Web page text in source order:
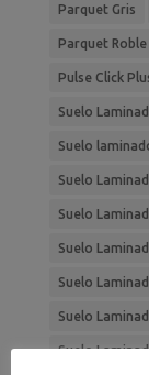
Parquet Gris
Parquet Roble
Pulse Click
Suelo
Suelo
Suelo
Suelo
Suelo
Suelo
Suelo
Suelo